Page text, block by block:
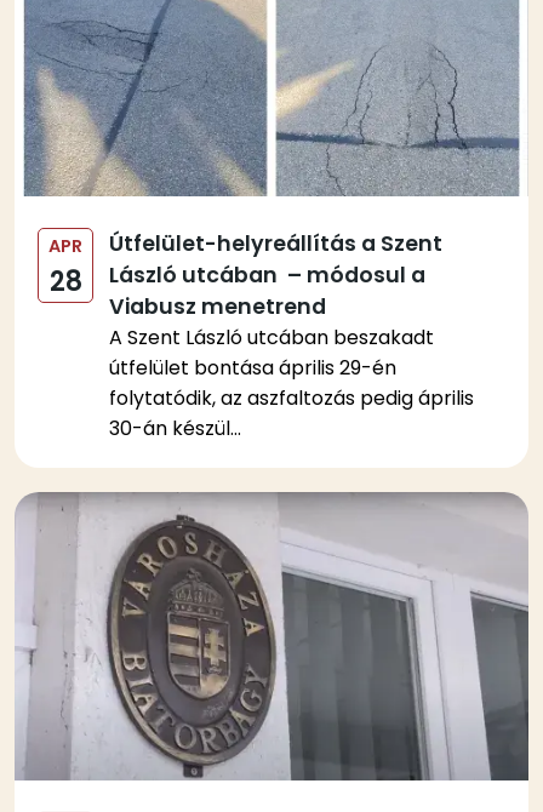
APR
28
Útfelület-helyreállítás a Szent
László utcában – módosul a
Viabusz menetrend
A Szent László utcában beszakadt
útfelület bontása április 29-én
folytatódik, az aszfaltozás pedig április
30-án készül...
Kép